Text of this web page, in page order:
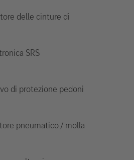
delle cinture di
SRS
di protezione pedoni
pneumatico / molla